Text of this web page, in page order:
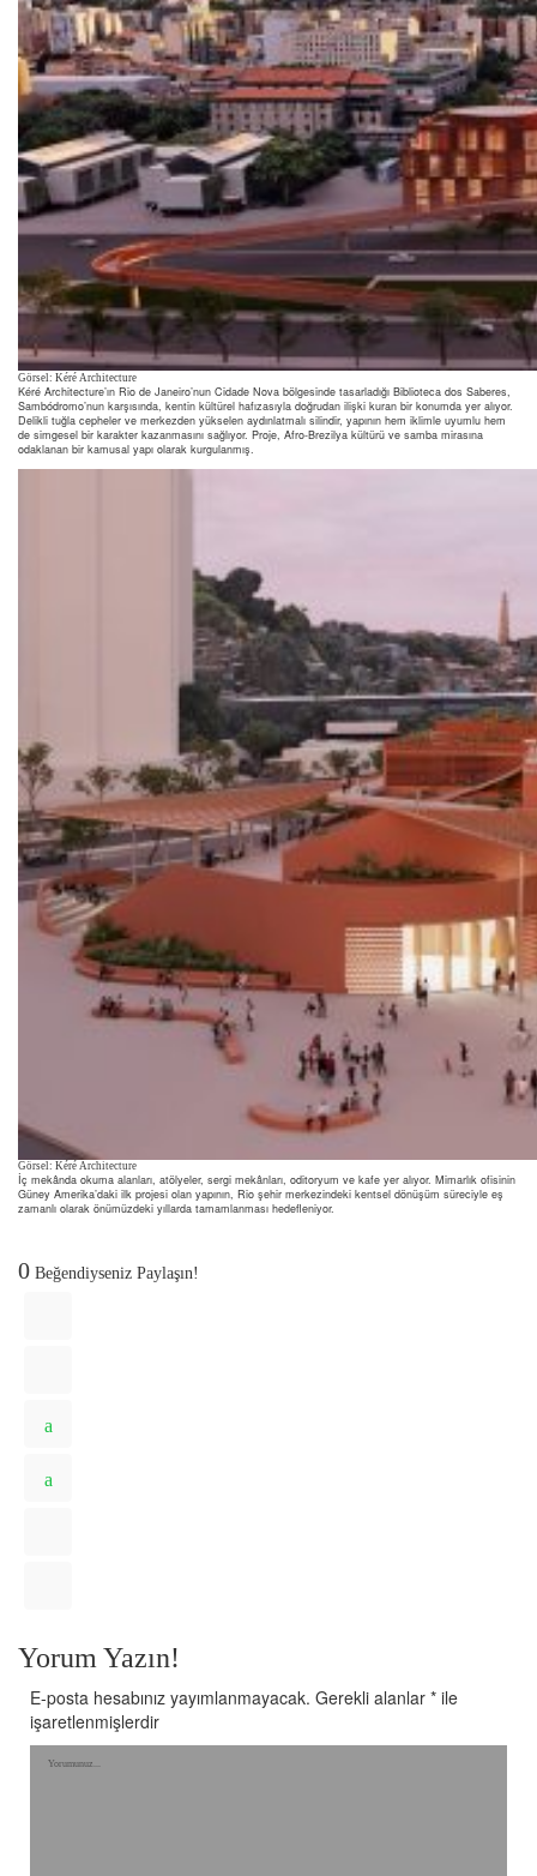
Görsel: Kéré Architecture
Kéré Architecture’ın Rio de Janeiro’nun Cidade Nova bölgesinde tasarladığı Biblioteca dos Saberes,
Sambódromo’nun karşısında, kentin kültürel hafızasıyla doğrudan ilişki kuran bir konumda yer alıyor.
Delikli tuğla cepheler ve merkezden yükselen aydınlatmalı silindir, yapının hem iklimle uyumlu hem
de simgesel bir karakter kazanmasını sağlıyor. Proje, Afro-Brezilya kültürü ve samba mirasına
odaklanan bir kamusal yapı olarak kurgulanmış.
Görsel: Kéré Architecture
İç mekânda okuma alanları, atölyeler, sergi mekânları, oditoryum ve kafe yer alıyor. Mimarlık ofisinin
Güney Amerika’daki ilk projesi olan yapının, Rio şehir merkezindeki kentsel dönüşüm süreciyle eş
zamanlı olarak önümüzdeki yıllarda tamamlanması hedefleniyor.
0 Beğendiyseniz Paylaşın!
Yorum Yazın!
E-posta hesabınız yayımlanmayacak. Gerekli alanlar * ile
işaretlenmişlerdir